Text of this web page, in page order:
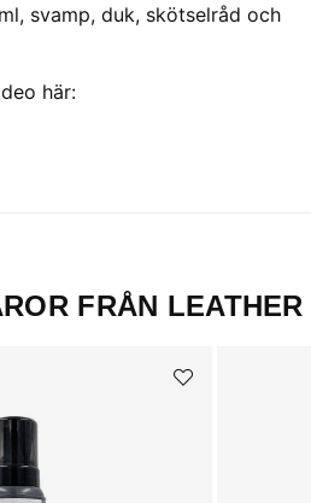
svamp, duk, skötselråd och
här:
FRÅN